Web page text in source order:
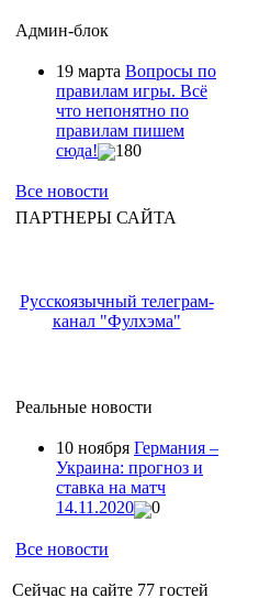
Админ-блок
19 марта Вопросы по
правилам игры. Всё
что непонятно по
правилам пишем
сюда!
180
Все новости
ПАРТНЕРЫ САЙТА
Русскоязычный телеграм-
канал "Фулхэма"
Реальные новости
10 ноября Германия –
Украина: прогноз и
ставка на матч
14.11.2020
0
Все новости
Сейчас на сайте 77 гостей